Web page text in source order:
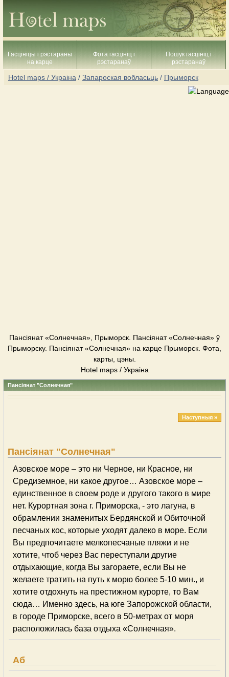
Гасцініцы і рэстараны
на карце
Фота гасцініц і
рэстаранаў
Пошук гасцініц і
рэстаранаў
Hotel maps / Украіна / Запароская вобласьць / Прыморск
Пансіянат «Солнечная», Прыморск. Пансіянат «Солнечная» ў
Прыморску. Пансіянат «Солнечная» на карце Прыморск. Фота,
карты, цэны.
Hotel maps / Украіна
Пансіянат "Солнечная"
Наступныя »
Пансіянат "Солнечная"
Азовское море – это ни Черное, ни Красное, ни
Средиземное, ни какое другое… Азовское море –
единственное в своем роде и другого такого в мире
нет. Курортная зона г. Приморска, - это лагуна, в
обрамлении знаменитых Бердянской и Обиточной
песчаных кос, которые уходят далеко в море. Если
Вы предпочитаете мелкопесчаные пляжи и не
хотите, чтоб через Вас переступали другие
отдыхающие, когда Вы загораете, если Вы не
желаете тратить на путь к морю более 5-10 мин., и
хотите отдохнуть на престижном курорте, то Вам
сюда… Именно здесь, на юге Запорожской области,
в городе Приморске, всего в 50-метрах от моря
расположилась база отдыха «Солнечная».
Аб